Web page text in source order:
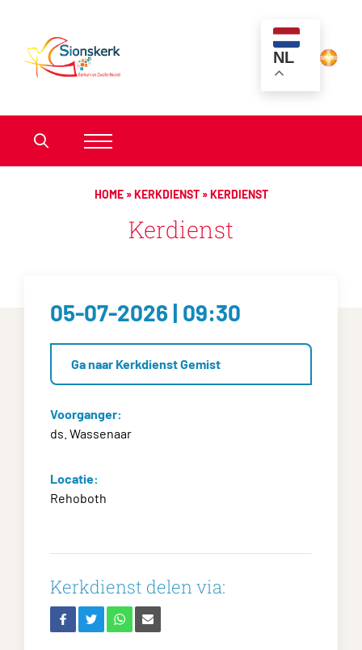
NL
HOME»KERKDIENST»KERDIENST
Kerdienst
05-07-2026 | 09:30
Ga naar Kerkdienst Gemist
Voorganger:
ds. Wassenaar
Locatie:
Rehoboth
Kerkdienst delen via: